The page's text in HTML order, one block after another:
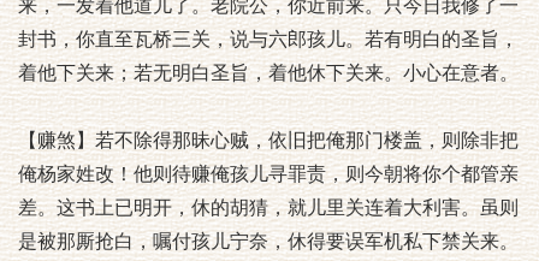
来，一发着他道儿了。老院公，你近前来。只今日我修了一
封书，你直至瓦桥三关，说与六郎孩儿。若有明白的圣旨，
着他下关来；若无明白圣旨，着他休下关来。小心在意者。
【赚煞】若不除得那昧心贼，依旧把俺那门楼盖，则除非把
俺杨家姓改！他则待赚俺孩儿寻罪责，则今朝将你个都管亲
差。这书上已明开，休的胡猜，就儿里关连着大利害。虽则
是被那厮抢白，嘱付孩儿宁奈，休得要误军机私下禁关来。